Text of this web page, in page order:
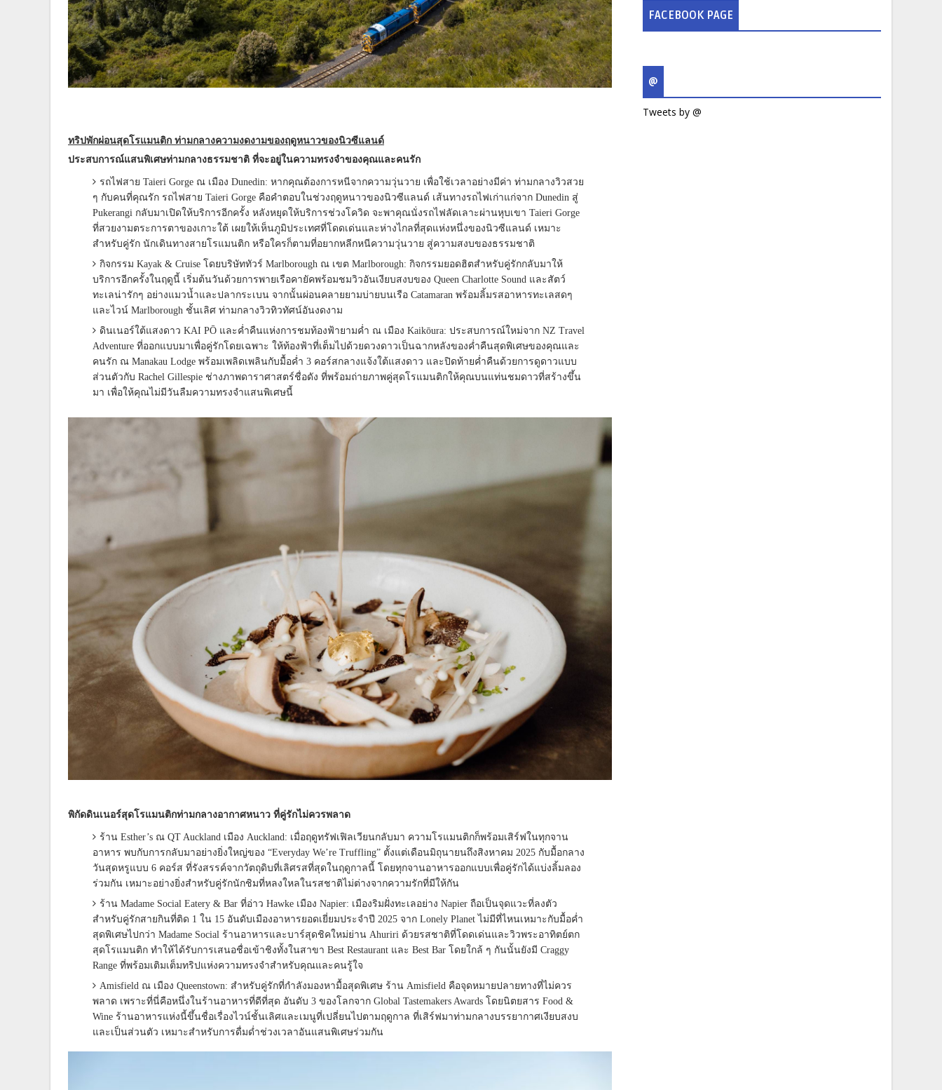
ทริปพักผ่อนสุดโรแมนติก ท่ามกลางความงดงามของฤดูหนาวของนิวซีแลนด์
ประสบการณ์แสนพิเศษท่ามกลางธรรมชาติ ที่จะอยู่ในความทรงจำของคุณและคนรัก
รถไฟสาย Taieri Gorge ณ เมือง Dunedin: หากคุณต้องการหนีจากความวุ่นวาย เพื่อใช้เวลาอย่างมีค่า ท่ามกลางวิวสวย
ๆ กับคนที่คุณรัก รถไฟสาย Taieri Gorge คือคำตอบในช่วงฤดูหนาวของนิวซีแลนด์ เส้นทางรถไฟเก่าแก่จาก Dunedin สู่
Pukerangi กลับมาเปิดให้บริการอีกครั้ง หลังหยุดให้บริการช่วงโควิด จะพาคุณนั่งรถไฟลัดเลาะผ่านหุบเขา Taieri Gorge
ที่สวยงามตระการตาของเกาะใต้ เผยให้เห็นภูมิประเทศที่โดดเด่นและห่างไกลที่สุดแห่งหนึ่งของนิวซีแลนด์ เหมาะ
สำหรับคู่รัก นักเดินทางสายโรแมนติก หรือใครก็ตามที่อยากหลีกหนีความวุ่นวาย สู่ความสงบของธรรมชาติ
กิจกรรม Kayak & Cruise โดยบริษัททัวร์ Marlborough ณ เขต Marlborough: กิจกรรมยอดฮิตสำหรับคู่รักกลับมาให้
บริการอีกครั้งในฤดูนี้ เริ่มต้นวันด้วยการพายเรือคายัคพร้อมชมวิวอันเงียบสงบของ Queen Charlotte Sound และสัตว์
ทะเลน่ารักๆ อย่างแมวน้ำและปลากระเบน จากนั้นผ่อนคลายยามบ่ายบนเรือ Catamaran พร้อมลิ้มรสอาหารทะเลสดๆ
และไวน์ Marlborough ชั้นเลิศ ท่ามกลางวิวทิวทัศน์อันงดงาม
ดินเนอร์ใต้แสงดาว KAI PŌ และค่ำคืนแห่งการชมท้องฟ้ายามค่ำ ณ เมือง Kaikōura: ประสบการณ์ใหม่จาก NZ Travel
Adventure ที่ออกแบบมาเพื่อคู่รักโดยเฉพาะ ให้ท้องฟ้าที่เต็มไปด้วยดวงดาวเป็นฉากหลังของค่ำคืนสุดพิเศษของคุณและ
คนรัก ณ Manakau Lodge พร้อมเพลิดเพลินกับมื้อค่ำ 3 คอร์สกลางแจ้งใต้แสงดาว และปิดท้ายค่ำคืนด้วยการดูดาวแบบ
ส่วนตัวกับ Rachel Gillespie ช่างภาพดาราศาสตร์ชื่อดัง ที่พร้อมถ่ายภาพคู่สุดโรแมนติกให้คุณบนแท่นชมดาวที่สร้างขึ้น
มา เพื่อให้คุณไม่มีวันลืมความทรงจำแสนพิเศษนี้
พิกัดดินเนอร์สุดโรแมนติกท่ามกลางอากาศหนาว ที่คู่รักไม่ควรพลาด
ร้าน Esther’s ณ QT Auckland เมือง Auckland: เมื่อฤดูทรัฟเฟิลเวียนกลับมา ความโรแมนติกก็พร้อมเสิร์ฟในทุกจาน
อาหาร พบกับการกลับมาอย่างยิ่งใหญ่ของ “Everyday We’re Truffling” ตั้งแต่เดือนมิถุนายนถึงสิงหาคม 2025 กับมื้อกลาง
วันสุดหรูแบบ 6 คอร์ส ที่รังสรรค์จากวัตถุดิบที่เลิศรสที่สุดในฤดูกาลนี้ โดยทุกจานอาหารออกแบบเพื่อคู่รักได้แบ่งลิ้มลอง
ร่วมกัน เหมาะอย่างยิ่งสำหรับคู่รักนักชิมที่หลงใหลในรสชาติไม่ต่างจากความรักที่มีให้กัน
ร้าน Madame Social Eatery & Bar ที่อ่าว Hawke เมือง Napier: เมืองริมฝั่งทะเลอย่าง Napier ถือเป็นจุดแวะที่ลงตัว
สำหรับคู่รักสายกินที่ติด 1 ใน 15 อันดับเมืองอาหารยอดเยี่ยมประจำปี 2025 จาก Lonely Planet ไม่มีที่ไหนเหมาะกับมื้อค่ำ
สุดพิเศษไปกว่า Madame Social ร้านอาหารและบาร์สุดชิคใหม่ย่าน Ahuriri ด้วยรสชาติที่โดดเด่นและวิวพระอาทิตย์ตก
สุดโรแมนติก ทำให้ได้รับการเสนอชื่อเข้าชิงทั้งในสาขา Best Restaurant และ Best Bar โดยใกล้ ๆ กันนั้นยังมี Craggy
Range ที่พร้อมเติมเต็มทริปแห่งความทรงจำสำหรับคุณและคนรู้ใจ
Amisfield ณ เมือง Queenstown: สำหรับคู่รักที่กำลังมองหามื้อสุดพิเศษ ร้าน Amisfield คือจุดหมายปลายทางที่ไม่ควร
พลาด เพราะที่นี่คือหนึ่งในร้านอาหารที่ดีที่สุด อันดับ 3 ของโลกจาก Global Tastemakers Awards โดยนิตยสาร Food &
Wine ร้านอาหารแห่งนี้ขึ้นชื่อเรื่องไวน์ชั้นเลิศและเมนูที่เปลี่ยนไปตามฤดูกาล ที่เสิร์ฟมาท่ามกลางบรรยากาศเงียบสงบ
และเป็นส่วนตัว เหมาะสำหรับการดื่มด่ำช่วงเวลาอันแสนพิเศษร่วมกัน
FACEBOOK PAGE
@
Tweets by @